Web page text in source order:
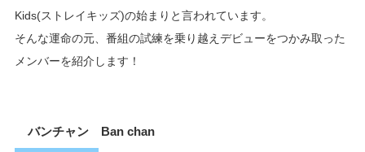
Kids(ストレイキッズ)の始まりと言われています。
そんな運命の元、番組の試練を乗り越えデビューをつかみ取った
メンバーを紹介します！
バンチャン Ban chan